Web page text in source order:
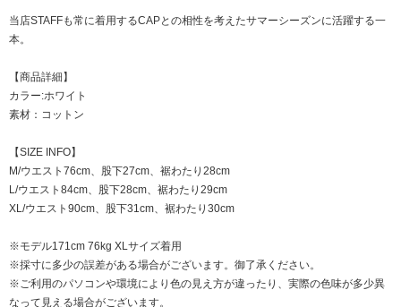
当店STAFFも常に着用するCAPとの相性を考えたサマーシーズンに活躍する一
本。
【商品詳細】
カラー:ホワイト
素材：コットン
【SIZE INFO】
M/ウエスト76cm、股下27cm、裾わたり28cm
L/ウエスト84cm、股下28cm、裾わたり29cm
XL/ウエスト90cm、股下31cm、裾わたり30cm
※モデル171cm 76kg XLサイズ着用
※採寸に多少の誤差がある場合がございます。御了承ください。
※ご利用のパソコンや環境により色の見え方が違ったり、実際の色味が多少異
なって見える場合がございます。